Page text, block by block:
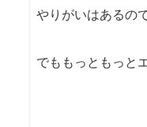
やりがいはあるの
でももっともっと